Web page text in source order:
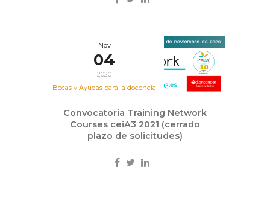
Nov
04
2020
Becas y Ayudas para la docencia
Convocatoria Training Network
Courses ceiA3 2021 (cerrado
plazo de solicitudes)